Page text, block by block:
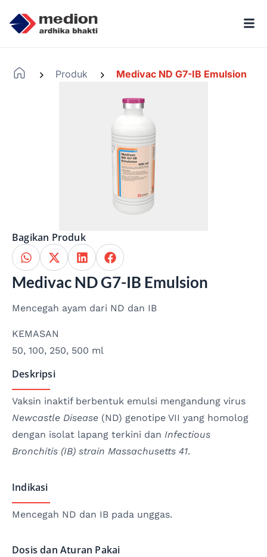
Produk Medivac ND G7-IB Emulsion
Bagikan Produk
Medivac ND G7-IB Emulsion
Mencegah ayam dari ND dan IB
KEMASAN
50, 100, 250, 500 ml
Deskripsi
Vaksin inaktif berbentuk emulsi mengandung virus
Newcastle Disease (ND) genotipe VII yang homolog
dengan isolat lapang terkini dan Infectious
Bronchitis (IB) strain Massachusetts 41.
Indikasi
Mencegah ND dan IB pada unggas.
Dosis dan Aturan Pakai